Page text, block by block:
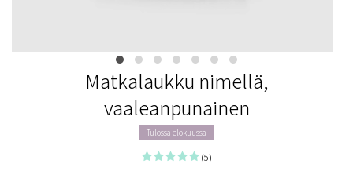
Matkalaukku nimellä,
vaaleanpunainen
Tulossa elokuussa
(5)